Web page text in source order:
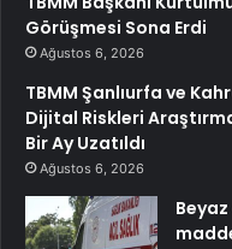
Görüşmesi Sona Erdi
Ağustos 6, 2026
TBMM Şanlıurfa ve
Dijital Riskleri
Bir Ay Uzatıldı
Ağustos 6, 2026